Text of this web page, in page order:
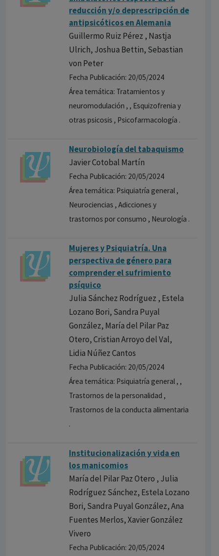
reducción y/o deprescripción de
antipsicóticos en Alemania
Guillermo Ruiz Pérez , Nastja
Ulrich, Joshua Bettin, Sebastian
von Peter
Fecha Publicación: 20/05/2024
Área temática: Tratamientos y
neuromodulación , , Esquizofrenia y
otras psicosis , Psicofarmacología .
Neurobiología del tabaquismo
Javier Cotobal Martín
Fecha Publicación: 20/05/2024
Área temática: Psiquiatría general ,
Neurociencias , Adicciones y
trastornos por consumo , Neurología .
Mujeres y Psiquiatría. Una
perspectiva de género para
comprender el sufrimiento
psíquico
Julia Sánchez Rodríguez , Estela
Lozano Bori, Sandra Puyal
González, María del Pilar Paz
Otero, Cristian Arroyo del Val,
Lidia Núñez Cantos
Fecha Publicación: 20/05/2024
Área temática: Psiquiatría general , ,
Trastornos de la personalidad ,
Trastornos de la conducta alimentaria
.
Institucionalización y vida en
los manicomios
María del Pilar Paz Otero , Julia
Rodríguez Sánchez, Estela Lozano
Bori, Sandra Puyal González, Ana
Fuentes Merlos, Xavier González
Vivero
Fecha Publicación: 20/05/2024